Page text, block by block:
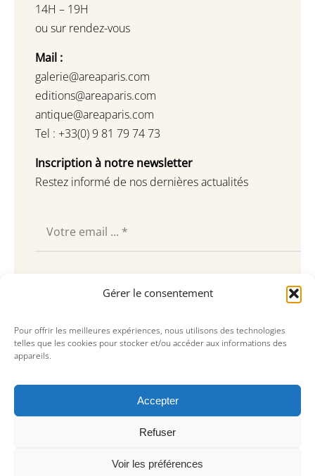
Gérer le consentement
Pour offrir les meilleures expériences, nous utilisons des technologies
telles que les cookies pour stocker et/ou accéder aux informations des
appareils.
Accepter
Refuser
Voir les préférences
14H – 19H
ou sur rendez-vous
Mail :
galerie@areaparis.com
editions@areaparis.com
antique@areaparis.com
Tel : +33(0) 9 81 79 74 73
Inscription à notre newsletter
Restez informé de nos dernières actualités
Souscrire